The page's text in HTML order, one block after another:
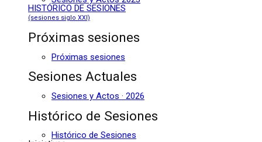
HISTÓRICO DE SESIONES
(sesiones siglo XXI)
Próximas sesiones
Próximas sesiones
Sesiones Actuales
Sesiones y Actos · 2026
Histórico de Sesiones
Histórico de Sesiones